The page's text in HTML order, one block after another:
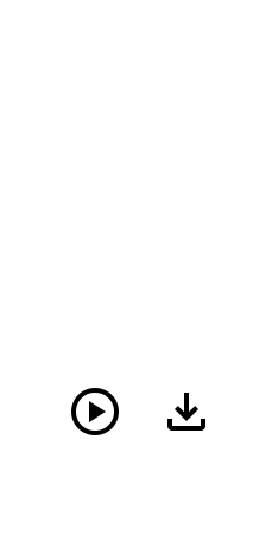
play_circle download